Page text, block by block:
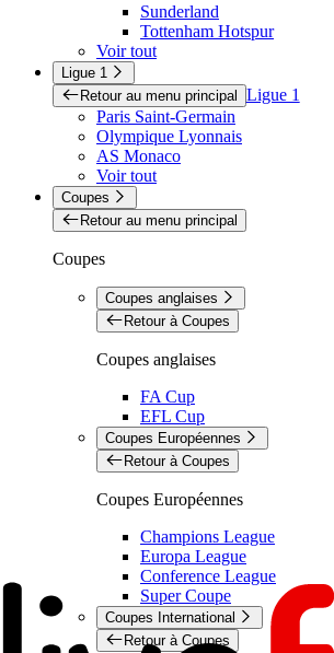
Sunderland
Tottenham Hotspur
Voir tout
Ligue 1
Retour au menu principal Ligue 1
Paris Saint-Germain
Olympique Lyonnais
AS Monaco
Voir tout
Coupes
Retour au menu principal
Coupes
Coupes anglaises
Retour à Coupes
Coupes anglaises
FA Cup
EFL Cup
Coupes Européennes
Retour à Coupes
Coupes Européennes
Champions League
Europa League
Conference League
Super Coupe
Coupes International
Retour à Coupes